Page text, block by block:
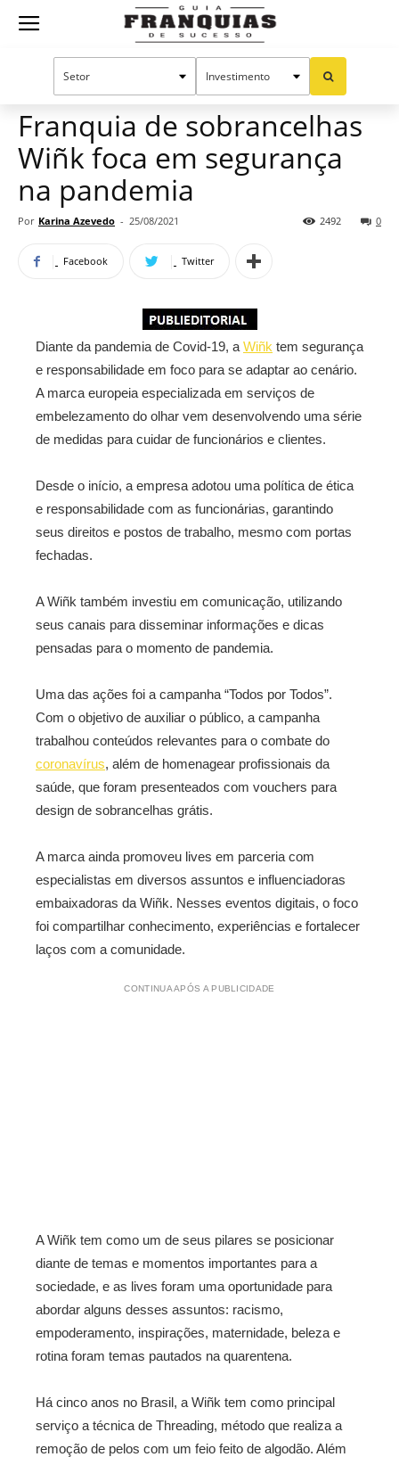
Guia
Mercado de franquias Publieditorial
Franquia de sobrancelhas
Wiñk foca em segurança
na pandemia
Por Karina Azevedo - 25/08/2021 0
2492
Facebook Twitter
Diante da pandemia de Covid-19, a Wiñk tem segurança
e responsabilidade em foco para se adaptar ao cenário.
A marca europeia especializada em serviços de
embelezamento do olhar vem desenvolvendo uma série
de medidas para cuidar de funcionários e clientes.
Desde o início, a empresa adotou uma política de ética
e responsabilidade com as funcionárias, garantindo
seus direitos e postos de trabalho, mesmo com portas
fechadas.
A Wiñk também investiu em comunicação, utilizando
seus canais para disseminar informações e dicas
pensadas para o momento de pandemia.
Uma das ações foi a campanha “Todos por Todos”.
Com o objetivo de auxiliar o público, a campanha
trabalhou conteúdos relevantes para o combate do
coronavírus, além de homenagear profissionais da
saúde, que foram presenteados com vouchers para
design de sobrancelhas grátis.
A marca ainda promoveu lives em parceria com
especialistas em diversos assuntos e influenciadoras
embaixadoras da Wiñk. Nesses eventos digitais, o foco
foi compartilhar conhecimento, experiências e fortalecer
laços com a comunidade.
CONTINUA APÓS A PUBLICIDADE
A Wiñk tem como um de seus pilares se posicionar
diante de temas e momentos importantes para a
sociedade, e as lives foram uma oportunidade para
abordar alguns desses assuntos: racismo,
empoderamento, inspirações, maternidade, beleza e
rotina foram temas pautados na quarentena.
Há cinco anos no Brasil, a Wiñk tem como principal
serviço a técnica de Threading, método que realiza a
remoção de pelos com um feio feito de algodão. Além